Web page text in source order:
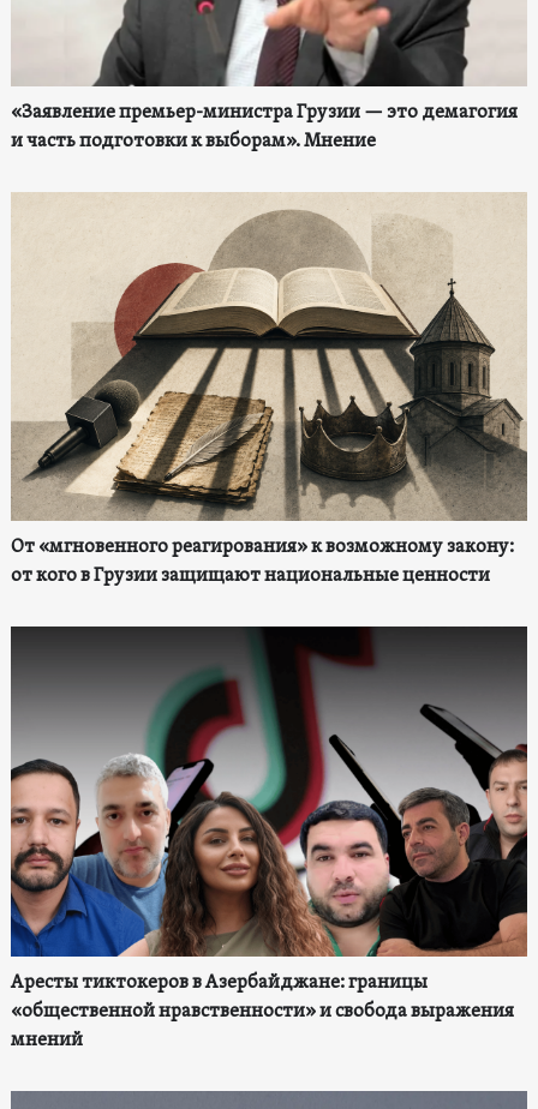
«Заявление премьер-министра Грузии — это демагогия
и часть подготовки к выборам». Мнение
От «мгновенного реагирования» к возможному закону:
от кого в Грузии защищают национальные ценности
Аресты тиктокеров в Азербайджане: границы
«общественной нравственности» и свобода выражения
мнений